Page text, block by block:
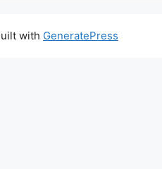
with GeneratePress